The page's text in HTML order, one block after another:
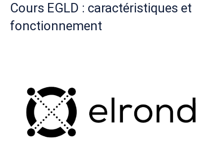
Cours EGLD : caractéristiques et
fonctionnement